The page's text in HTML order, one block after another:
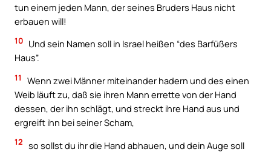
tun einem jeden Mann, der seines Bruders Haus nicht
erbauen will!
10 Und sein Namen soll in Israel heißen “des Barfüßers
Haus”.
11
Wenn zwei Männer miteinander hadern und des einen
Weib läuft zu, daß sie ihren Mann errette von der Hand
dessen, der ihn schlägt, und streckt ihre Hand aus und
ergreift ihn bei seiner Scham,
12 so sollst du ihr die Hand abhauen, und dein Auge soll